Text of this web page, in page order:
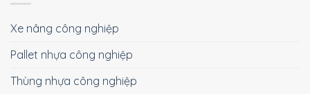
Xe nâng công nghiệp
Pallet nhựa công nghiệp
Thùng nhựa công nghiệp